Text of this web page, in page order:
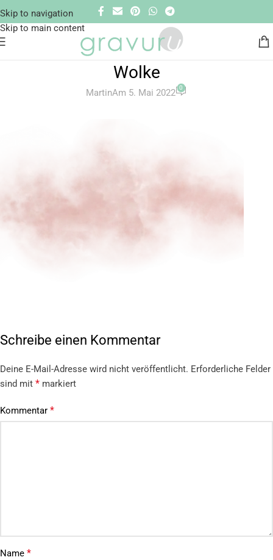
Skip to navigation
Skip to main content
Wolke
MartinAm 5. Mai 2022 0
Schreibe einen Kommentar
Deine E-Mail-Adresse wird nicht veröffentlicht. Erforderliche Felder
sind mit * markiert
Kommentar *
Name *